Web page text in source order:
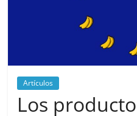
Artículos
Los